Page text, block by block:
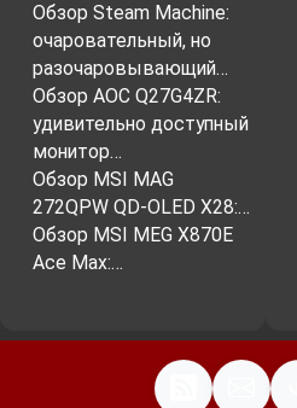
Обзор Steam Machine:
очаровательный, но
разочаровывающий…
Обзор AOC Q27G4ZR:
удивительно доступный
монитор…
Обзор MSI MAG
272QPW QD-OLED X28:…
Обзор MSI MEG X870E
Ace Max:…